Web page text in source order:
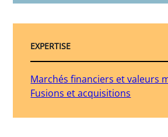
EXPERTISE
Marchés financiers et valeurs
Fusions et acquisitions